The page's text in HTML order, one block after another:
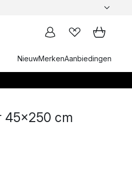
NieuwMerkenAanbiedingen
45x250 cm